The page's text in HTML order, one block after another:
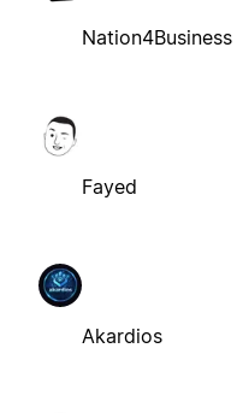
Nation4Business
Fayed
Akardios